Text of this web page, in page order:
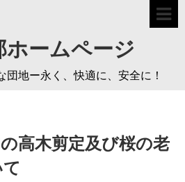
ホームページ
団地ー永く、快適に、安全に！
高木剪定及び桜の老